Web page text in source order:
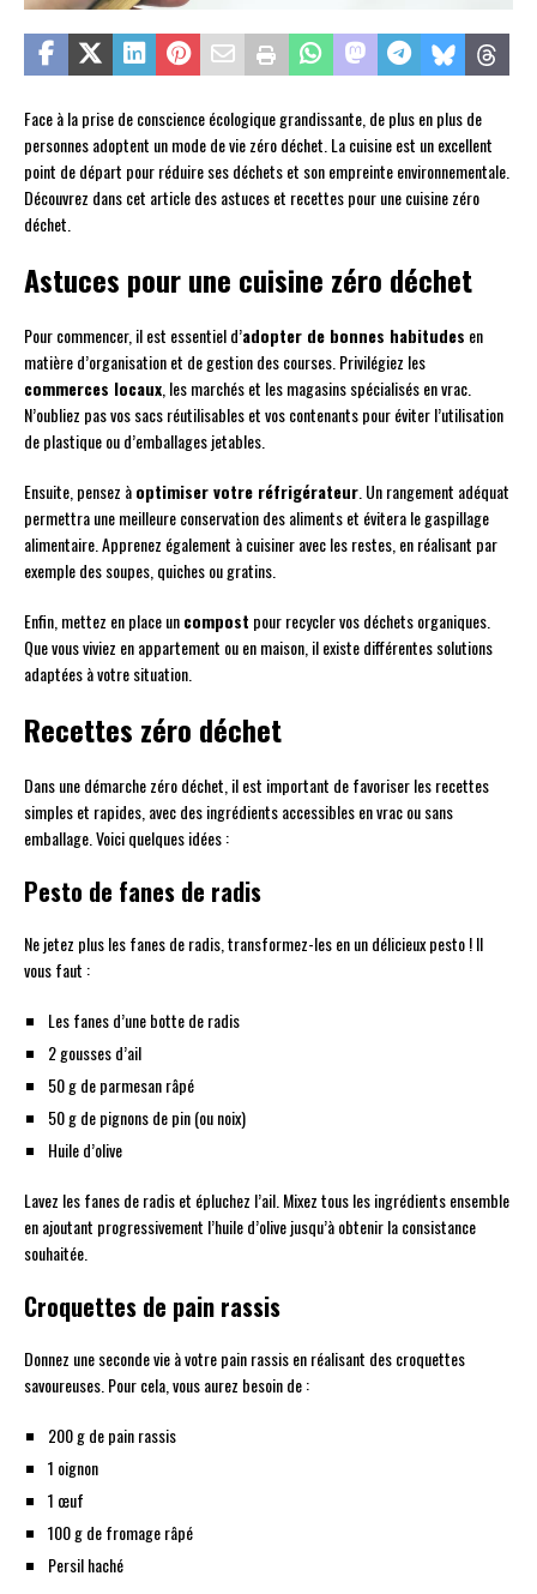
Face à la prise de conscience écologique grandissante, de plus en plus de
personnes adoptent un mode de vie zéro déchet. La cuisine est un excellent
point de départ pour réduire ses déchets et son empreinte environnementale.
Découvrez dans cet article des astuces et recettes pour une cuisine zéro
déchet.
Astuces pour une cuisine zéro déchet
Pour commencer, il est essentiel d’adopter de bonnes habitudes en
matière d’organisation et de gestion des courses. Privilégiez les
commerces locaux , les marchés et les magasins spécialisés en vrac.
N’oubliez pas vos sacs réutilisables et vos contenants pour éviter l’utilisation
de plastique ou d’emballages jetables.
Ensuite, pensez àoptimiser votre réfrigérateur . Un rangement adéquat
permettra une meilleure conservation des aliments et évitera le gaspillage
alimentaire. Apprenez également à cuisiner avec les restes, en réalisant par
exemple des soupes, quiches ou gratins.
Enfin, mettez en place uncompost pour recycler vos déchets organiques.
Que vous viviez en appartement ou en maison, il existe différentes solutions
adaptées à votre situation.
Recettes zéro déchet
Dans une démarche zéro déchet, il est important de favoriser les recettes
simples et rapides, avec des ingrédients accessibles en vrac ou sans
emballage. Voici quelques idées :
Pesto de fanes de radis
Ne jetez plus les fanes de radis, transformez-les en un délicieux pesto ! Il
vous faut :
Les fanes d’une botte de radis
2 gousses d’ail
50 g de parmesan râpé
50 g de pignons de pin (ou noix)
Huile d’olive
Lavez les fanes de radis et épluchez l’ail. Mixez tous les ingrédients ensemble
en ajoutant progressivement l’huile d’olive jusqu’à obtenir la consistance
souhaitée.
Croquettes de pain rassis
Donnez une seconde vie à votre pain rassis en réalisant des croquettes
savoureuses. Pour cela, vous aurez besoin de :
200 g de pain rassis
1 oignon
1 œuf
100 g de fromage râpé
Persil haché